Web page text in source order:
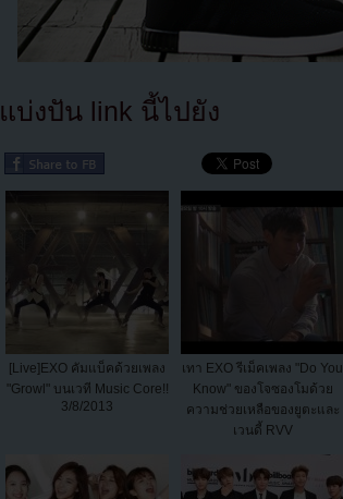
แบ่งปัน link นี้ไปยัง
[Live]EXO คัมแบ็คด้วยเพลง
"Growl" บนเวที Music Core!!
3/8/2013
เทา EXO รีเม็คเพลง "Do You
Know" ของโจซองโมด้วย
ความช่วยเหลือของยูตะและ
เวนดี้ RVV